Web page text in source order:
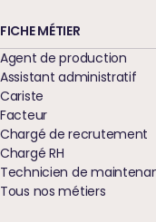
FICHE MÉTIER
Agent de production
Assistant administratif
Cariste
Facteur
Chargé de recrutement
Chargé RH
Technicien de
Tous nos métiers